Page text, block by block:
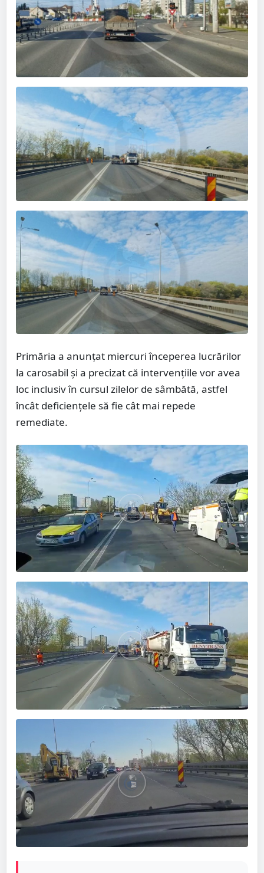
Primăria a anunțat miercuri începerea lucrărilor
la carosabil și a precizat că intervențiile vor avea
loc inclusiv în cursul zilelor de sâmbătă, astfel
încât deficiențele să fie cât mai repede
remediate.